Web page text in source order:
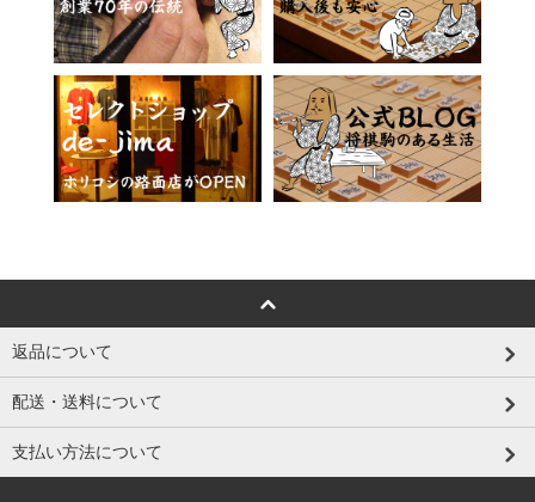
返品について
配送・送料について
支払い方法について